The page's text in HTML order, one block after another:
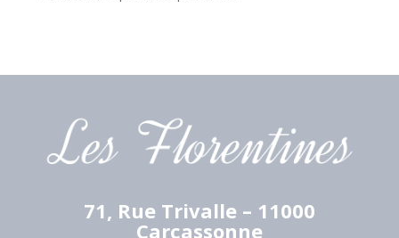
71, Rue Trivalle – 11000
Carcassonne